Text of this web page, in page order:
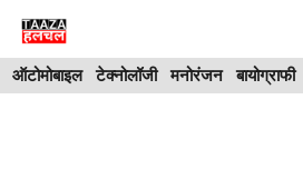
Skip
content
ऑटोमोबाइल टेक्नोलॉजी मनोरंजन बायोग्राफी